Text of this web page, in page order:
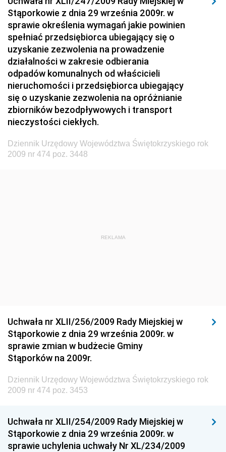
Dziennik Urzędowy Ministerstwa Hutnictwa i
Przemysłu Maszynowego
Dziennik Urzędowy Ministerstwa Zdrowia i Opieki
Społecznej
Dziennik Urzędowy Ministerstwa Rolnictwa, Leśnictwa
i Gospodarki Żywnościowej
Dziennik Urzędowy Ministra Spraw Wewnętrznych
Dziennik Urzędowy Ministra Transportu, Budownictwa
i Gospodarki Morskiej
Dziennik Urzędowy Ministra Administracji i Cyfryzacji
Dziennik Urzędowy Głównego Inspektora Ochrony
Dziennik Urzędowy Ministra Budownictwa i Przemysłu
Środowiska
Dziennik Urzędowy Ministerstwa Administracji,
Gospodarki Terenowej i Ochrony Środowiska
Gospodarki Przestrzennej
Dziennik Urzędowy Ministerstwa Przemysłu
Chemicznego i Lekkiego
Stąporkowie z dnia 29 września 2009r. w
sprawie określenia wymagań jakie powinien
spełniać przedsiębiorca ubiegający się o
uzyskanie zezwolenia na prowadzenie
działalności w zakresie odbierania
odpadów komunalnych od właścicieli
nieruchomości i przedsiębiorca ubiegający
się o uzyskanie zezwolenia na opróżnianie
zbiorników bezodpływowych i transport
nieczystości ciekłych.
Dziennik Urzędowy Województwa Świętokrzyskiego rok
2009 nr 474 poz. 3448
REKLAMA
Uchwała nr XLII/256/2009 Rady Miejskiej w
Stąporkowie z dnia 29 września 2009r. w
sprawie zmian w budżecie Gminy
Stąporków na 2009r.
Dziennik Urzędowy Województwa Świętokrzyskiego rok
2009 nr 474 poz. 3453
Uchwała nr XLII/254/2009 Rady Miejskiej w
Stąporkowie z dnia 29 września 2009r. w
sprawie uchylenia uchwały Nr XL/234/2009